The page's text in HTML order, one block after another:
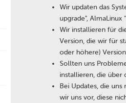
Wir updaten das
upgrade",
Wir installieren für
Version, die wir für
oder höhere)
Sollten uns
installieren, die über
Bei Updates, die
wir uns vor, diese